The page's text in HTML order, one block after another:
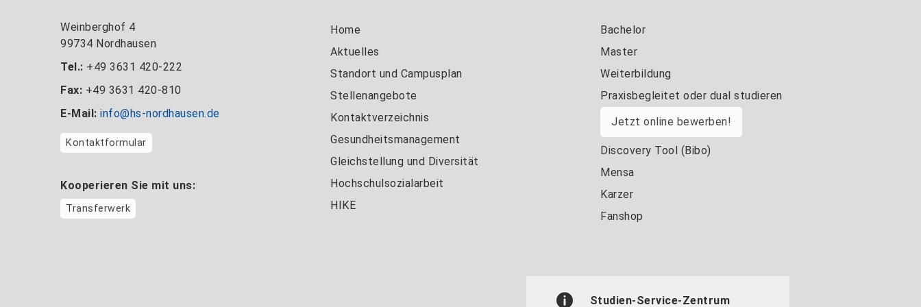
Weinberghof 4
99734 Nordhausen
Tel.: +49 3631 420-222
Fax: +49 3631 420-810
E-Mail: info@hs-nordhausen.de
Kontaktformular
Kooperieren Sie mit uns:
Transferwerk
Home
Aktuelles
Standort und Campusplan
Stellenangebote
Kontaktverzeichnis
Gesundheitsmanagement
Gleichstellung und Diversität
Hochschulsozialarbeit
HIKE
Bachelor
Master
Weiterbildung
Praxisbegleitet oder dual studieren
Jetzt online bewerben!
Discovery Tool (Bibo)
Mensa
Karzer
Fanshop
Studien-Service-Zentrum